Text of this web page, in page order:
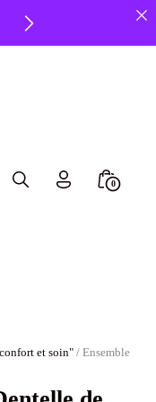
Search
0
et soin"/ Ensemble